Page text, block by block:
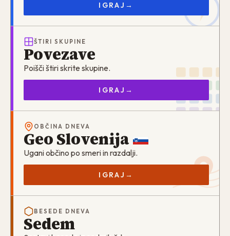
IGRAJ →
ŠTIRI SKUPINE
Povezave
Poišči štiri skrite skupine.
IGRAJ →
OBČINA DNEVA
Geo Slovenija
Ugani občino po smeri in razdalji.
IGRAJ →
BESEDE DNEVA
Sedem